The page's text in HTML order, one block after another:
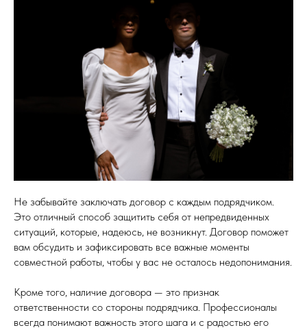
Не забывайте заключать договор с каждым подрядчиком.
Это отличный способ защитить себя от непредвиденных
ситуаций, которые, надеюсь, не возникнут. Договор поможет
вам обсудить и зафиксировать все важные моменты
совместной работы, чтобы у вас не осталось недопонимания.
Кроме того, наличие договора — это признак
ответственности со стороны подрядчика. Профессионалы
всегда понимают важность этого шага и с радостью его